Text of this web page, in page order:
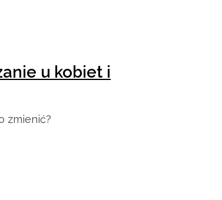
u kobiet i
zmienić?